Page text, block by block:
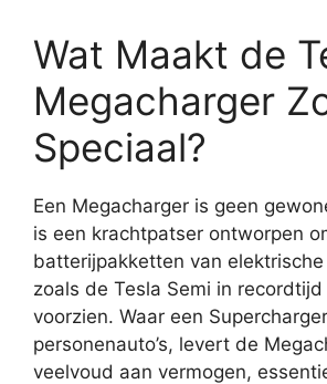
Wat Maakt de
Megacharger
Speciaal?
Een Megacharger is geen
is een krachtpatser ontworpen
batterijpakketten van
zoals de Tesla Semi in
voorzien. Waar een
personenauto’s, levert de
veelvoud aan vermogen,